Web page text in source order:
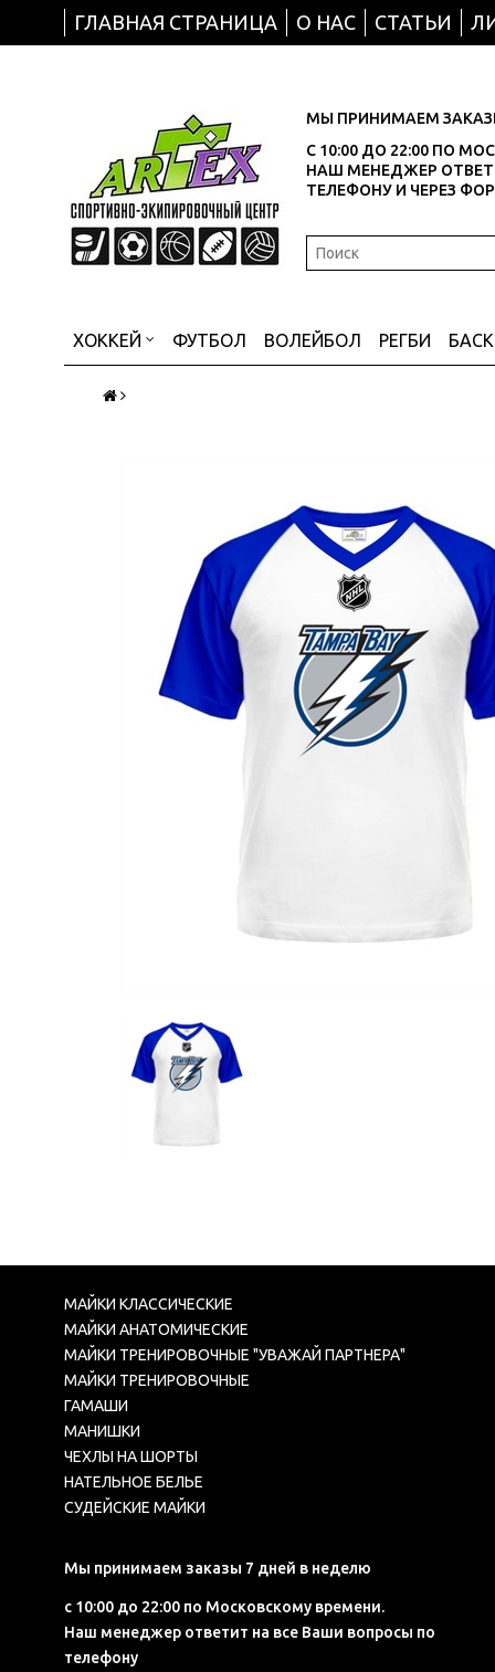
ГЛАВНАЯ СТРАНИЦА О НАС СТАТЬИ
МЫ ПРИНИМАЕМ
С 10:00 ДО 22:00 ПО
НАШ МЕНЕДЖЕР
ТЕЛЕФОНУ И ЧЕРЕЗ
ХОККЕЙ ФУТБОЛ ВОЛЕЙБОЛ РЕГБИ
МАЙКИ КЛАССИЧЕСКИЕ
МАЙКИ АНАТОМИЧЕСКИЕ
МАЙКИ ТРЕНИРОВОЧНЫЕ "УВАЖАЙ ПАРТНЕРА"
МАЙКИ ТРЕНИРОВОЧНЫЕ
ГАМАШИ
МАНИШКИ
ЧЕХЛЫ НА ШОРТЫ
НАТЕЛЬНОЕ БЕЛЬЕ
СУДЕЙСКИЕ МАЙКИ
Мы принимаем заказы 7 дней в неделю
с 10:00 до 22:00 по Московскому времени.
Наш менеджер ответит на все Ваши вопросы по
телефону